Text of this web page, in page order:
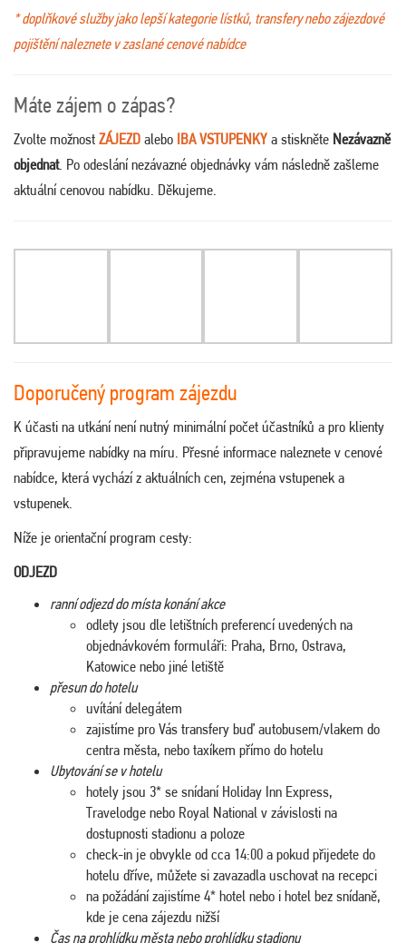
* doplňkové služby jako lepší kategorie lístků, transfery nebo zájezdové
pojištění naleznete v zaslané cenové nabídce
Máte zájem o zápas?
Zvolte možnost ZÁJEZD alebo IBA VSTUPENKY a stiskněte Nezávazně
objednat. Po odeslání nezávazné objednávky vám následně zašleme
aktuální cenovou nabídku. Děkujeme.
Doporučený program zájezdu
K účasti na utkání není nutný minimální počet účastníků a pro klienty
připravujeme nabídky na míru. Přesné informace naleznete v cenové
nabídce, která vychází z aktuálních cen, zejména vstupenek a
vstupenek.
Níže je orientační program cesty:
ODJEZD
ranní odjezd do místa konání akce
odlety jsou dle letištních preferencí uvedených na
objednávkovém formuláři: Praha, Brno, Ostrava,
Katowice nebo jiné letiště
přesun do hotelu
uvítání delegátem
zajistíme pro Vás transfery buď autobusem/vlakem do
centra města, nebo taxíkem přímo do hotelu
Ubytování se v hotelu
hotely jsou 3* se snídaní Holiday Inn Express,
Travelodge nebo Royal National v závislosti na
dostupnosti stadionu a poloze
check-in je obvykle od cca 14:00 a pokud přijedete do
hotelu dříve, můžete si zavazadla uschovat na recepci
na požádání zajistíme 4* hotel nebo i hotel bez snídaně,
kde je cena zájezdu nižší
Čas na prohlídku města nebo prohlídku stadionu